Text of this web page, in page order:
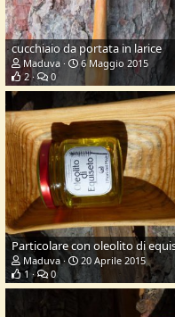
cucchiaio da portata in larice
Maduva
6 Maggio 2015
2
0
Maduva
20 Aprile 2015
1
0